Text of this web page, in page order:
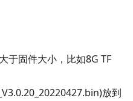
于固件⼤⼩，⽐如8G TF
放到